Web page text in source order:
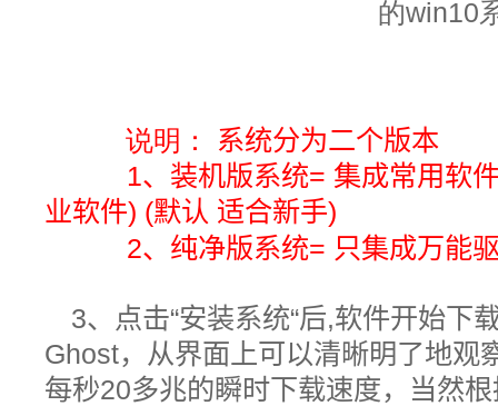
说明： 系统分为二个版本
1、装机版系统= 集成常用软件
业软件) (默认 适合新手)
2、纯净版系统= 只集成万能驱
3、 点击“安装系统“后,软件开始下
Ghost，从界面上可以清晰明了地观
每秒20多兆的瞬时下载速度，当然